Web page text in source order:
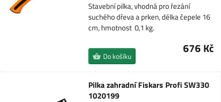
Stavební pilka, vhodná pro řezání
suchého dřeva a prken, délka čepele 16
cm, hmotnost 0,1 kg.
676 Kč
Do košíku
Pilka zahradní Fiskars Profi SW330
1020199